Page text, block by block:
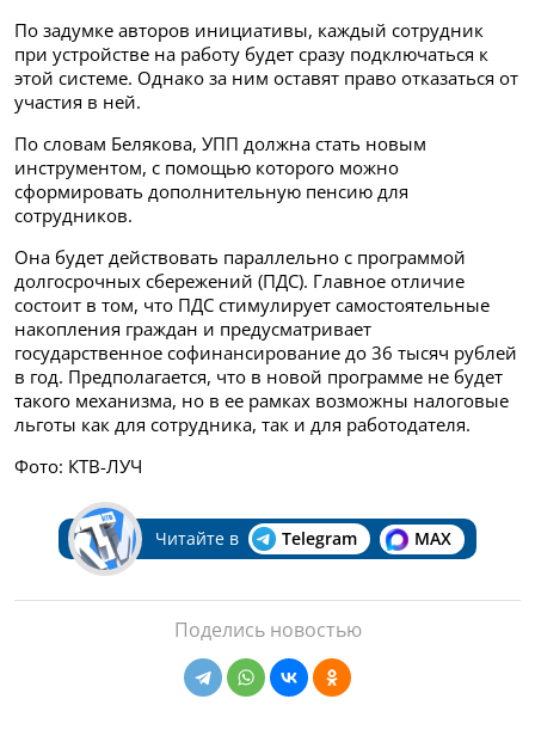
По задумке авторов инициативы, каждый сотрудник
при устройстве на работу будет сразу подключаться к
этой системе. Однако за ним оставят право отказаться от
участия в ней.
По словам Белякова, УПП должна стать новым
инструментом, с помощью которого можно
сформировать дополнительную пенсию для
сотрудников.
Она будет действовать параллельно с программой
долгосрочных сбережений (ПДС). Главное отличие
состоит в том, что ПДС стимулирует самостоятельные
накопления граждан и предусматривает
государственное софинансирование до 36 тысяч рублей
в год. Предполагается, что в новой программе не будет
такого механизма, но в ее рамках возможны налоговые
льготы как для сотрудника, так и для работодателя.
Фото: КТВ-ЛУЧ
Читайте в Telegram MAX
Поделись новостью